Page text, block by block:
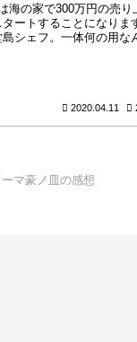
海の家で300万円の売り
ートすることになりま
シェフ。一体何の用な
2020.04.11
マ豪ノ皿の感想